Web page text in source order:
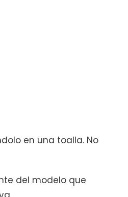
en una toalla. No
del modelo que